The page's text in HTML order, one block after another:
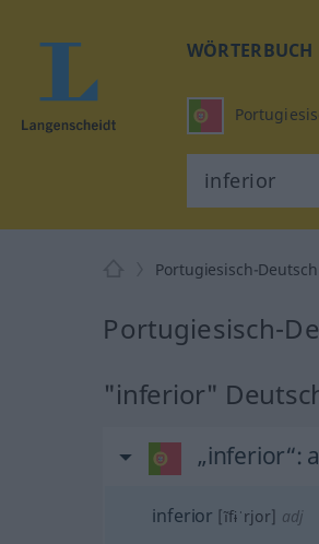
WÖRTERBUCH
Portugiesisch-
Portugiesisch-
"inferior"
„inferior“:
inferior [ĩfɨˈrjor] adj